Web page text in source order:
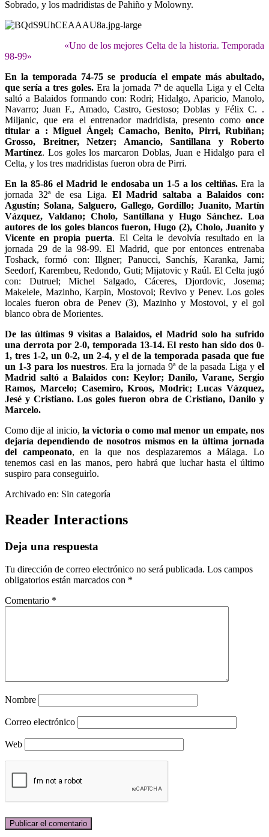
Sobrado, y los madridistas de Pahiño y Molowny.
«Uno de los mejores Celta de la historia. Temporada
98-99»
En la temporada 74-75 se producía el empate más abultado,
que sería a tres goles.Era la jornada 7ª de aquella Liga y el Celta
saltó a Balaidos formando con: Rodri; Hidalgo, Aparicio, Manolo,
Navarro; Juan F., Amado, Castro, Gestoso; Doblas y Félix C. .
Miljanic, que era el entrenador madridista, presento como once
titular a : Miguel Ángel; Camacho, Benito, Pirri, Rubiñan;
Grosso, Breitner, Netzer; Amancio, Santillana y Roberto
Martínez. Los goles los marcaron Doblas, Juan e Hidalgo para el
Celta, y los tres madridistas fueron obra de Pirri.
En la 85-86 el Madrid le endosaba un 1-5 a los celtiñas.Era la
jornada 32ª de esa Liga. El Madrid saltaba a Balaidos con:
Agustín; Solana, Salguero, Gallego, Gordillo; Juanito, Martín
Vázquez, Valdano; Cholo, Santillana y Hugo Sánchez. Loa
autores de los goles blancos fueron, Hugo (2), Cholo, Juanito y
Vicente en propia puerta. El Celta le devolvía resultado en la
jornada 29 de la 98-99. El Madrid, que por entonces entrenaba
Toshack, formó con: Illgner; Panucci, Sanchís, Karanka, Jarni;
Seedorf, Karembeu, Redondo, Guti; Mijatovic y Raúl. El Celta jugó
con: Dutruel; Michel Salgado, Cáceres, Djordovic, Josema;
Makelele, Mazinho, Karpin, Mostovoi; Revivo y Penev. Los goles
locales fueron obra de Penev (3), Mazinho y Mostovoi, y el gol
blanco obra de Morientes.
De las últimas 9 visitas a Balaidos, el Madrid solo ha sufrido
una derrota por 2-0, temporada 13-14. El resto han sido dos 0-
1, tres 1-2, un 0-2, un 2-4, y el de la temporada pasada que fue
un 1-3 para los nuestros. Era la jornada 9ª de la pasada Liga yel
Madrid saltó a Balaidos con: Keylor; Danilo, Varane, Sergio
Ramos, Marcelo; Casemiro, Kroos, Modric; Lucas Vázquez,
Jesé y Cristiano. Los goles fueron obra de Cristiano, Danilo y
Marcelo.
Como dije al inicio, la victoria o como mal menor un empate, nos
dejaría dependiendo de nosotros mismos en la última jornada
del campeonato, en la que nos desplazaremos a Málaga. Lo
tenemos casi en las manos, pero habrá que luchar hasta el último
suspiro para conseguirlo.
Archivado en: Sin categoría
Reader Interactions
Deja una respuesta
Tu dirección de correo electrónico no será publicada. Los campos
obligatorios están marcados con *
Comentario *
Nombre
Correo electrónico
Web